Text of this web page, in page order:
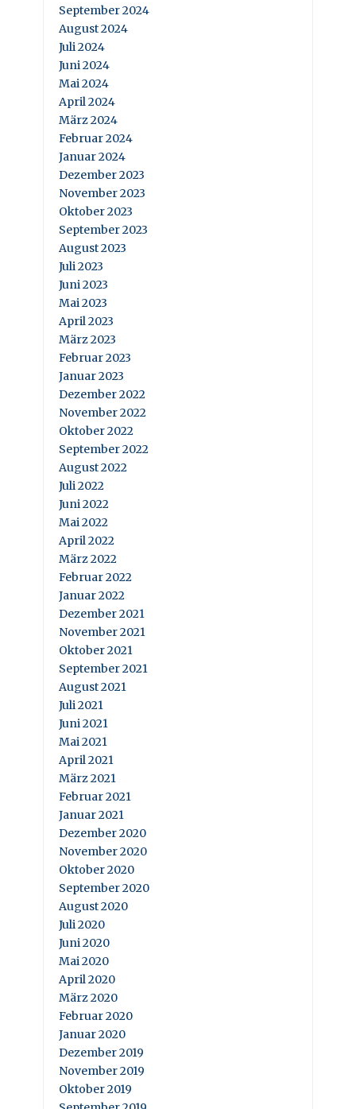
September 2024
August 2024
Juli 2024
Juni 2024
Mai 2024
April 2024
März 2024
Februar 2024
Januar 2024
Dezember 2023
November 2023
Oktober 2023
September 2023
August 2023
Juli 2023
Juni 2023
Mai 2023
April 2023
März 2023
Februar 2023
Januar 2023
Dezember 2022
November 2022
Oktober 2022
September 2022
August 2022
Juli 2022
Juni 2022
Mai 2022
April 2022
März 2022
Februar 2022
Januar 2022
Dezember 2021
November 2021
Oktober 2021
September 2021
August 2021
Juli 2021
Juni 2021
Mai 2021
April 2021
März 2021
Februar 2021
Januar 2021
Dezember 2020
November 2020
Oktober 2020
September 2020
August 2020
Juli 2020
Juni 2020
Mai 2020
April 2020
März 2020
Februar 2020
Januar 2020
Dezember 2019
November 2019
Oktober 2019